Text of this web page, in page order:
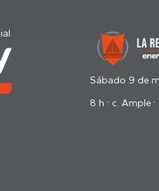
Sábado 9 de
8 h · c. Ample